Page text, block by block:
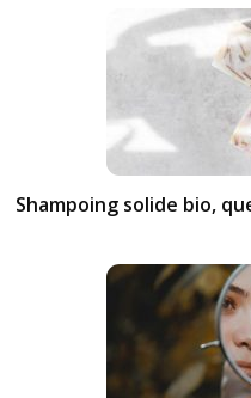
Shampoing solide bio,